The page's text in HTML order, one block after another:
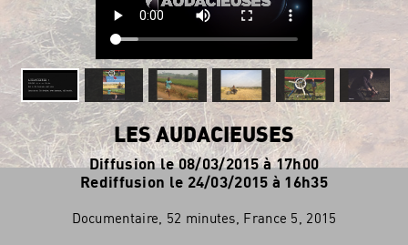
LES AUDACIEUSES
Diffusion le 08/03/2015 à 17h00
Rediffusion le 24/03/2015 à 16h35
Documentaire, 52 minutes, France 5, 2015